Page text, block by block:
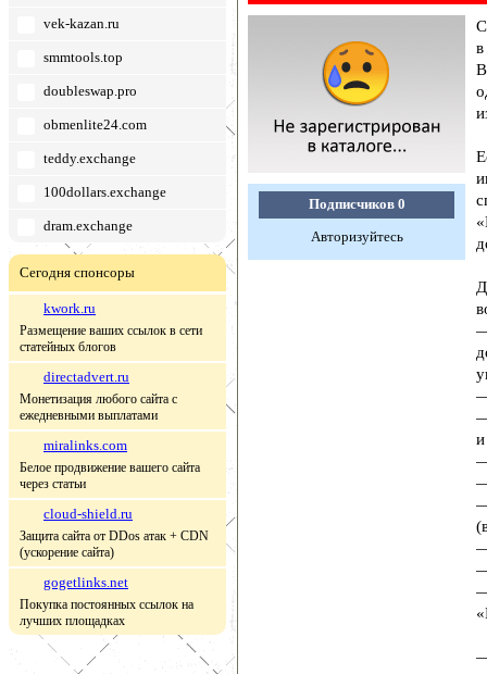
vek-kazan.ru
smmtools.top
doubleswap.pro
obmenlite24.com
teddy.exchange
100dollars.exchange
dram.exchange
Сегодня спонсоры
kwork.ru
Размещение ваших ссылок в сети
статейных блогов
directadvert.ru
Монетизация любого сайта с
ежедневными выплатами
miralinks.com
Белое продвижение вашего сайта
через статьи
cloud-shield.ru
Защита сайта от DDos атак + CDN
(ускорение сайта)
gogetlinks.net
Покупка постоянных ссылок на
лучших площадках
Подписчиков 0
Авторизуйтесь